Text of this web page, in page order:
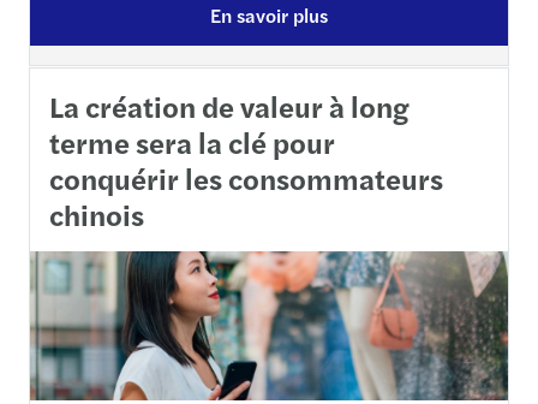
En savoir plus
La création de valeur à long
terme sera la clé pour
conquérir les consommateurs
chinois